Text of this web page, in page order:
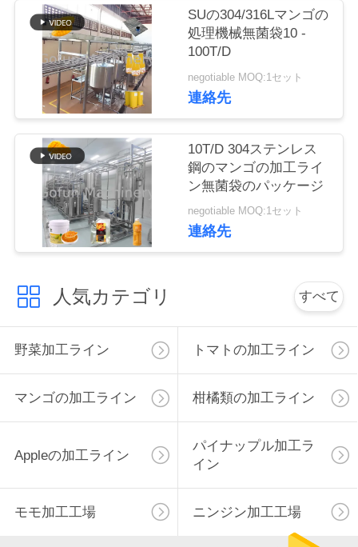
管
達
に
連
絡
な
さ
い
SUの304/316Lマンゴの
処理機械無菌袋10 -
100T/D
negotiable MOQ:1セット
連絡先
10T/D 304ステンレス
鋼のマンゴの加工ライ
ン無菌袋のパッケージ
negotiable MOQ:1セット
連絡先
人気カテゴリ すべて
野菜加工ライン トマトの加工ライン
マンゴの加工ライン 柑橘類の加工ライン
Appleの加工ライン
パイナップル加工ラ
イン
モモ加工工場 ニンジン加工工場